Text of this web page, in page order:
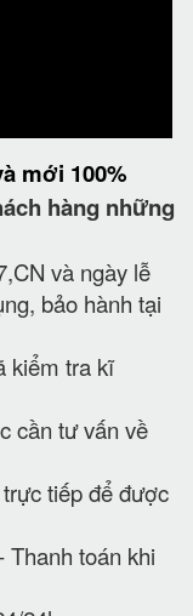
mới 100%
hàng những
và ngày lễ
bảo hành tại
kiểm tra kĩ
cần tư vấn về
tiếp để được
Thanh toán khi